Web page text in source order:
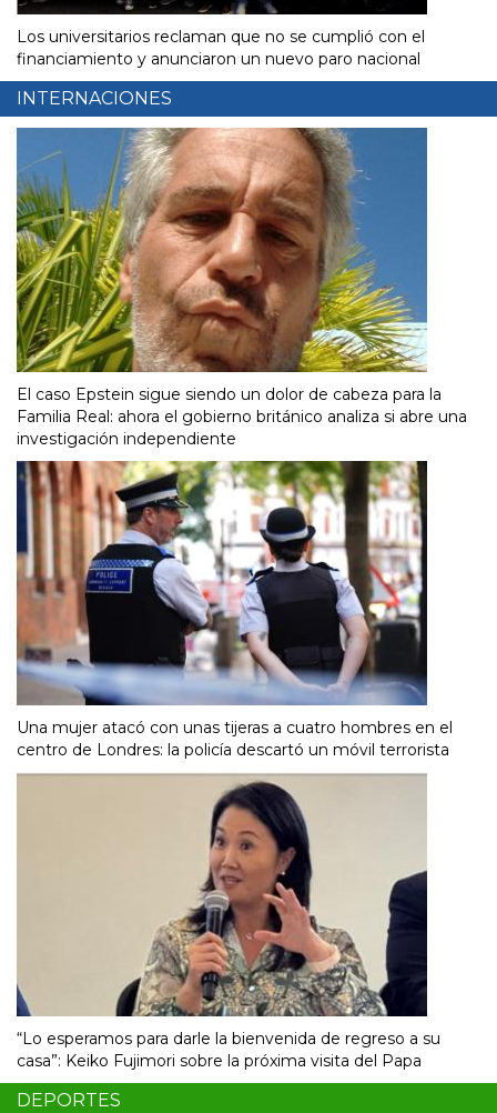
Los universitarios reclaman que no se cumplió con el
financiamiento y anunciaron un nuevo paro nacional
INTERNACIONES
El caso Epstein sigue siendo un dolor de cabeza para la
Familia Real: ahora el gobierno británico analiza si abre una
investigación independiente
Una mujer atacó con unas tijeras a cuatro hombres en el
centro de Londres: la policía descartó un móvil terrorista
“Lo esperamos para darle la bienvenida de regreso a su
casa”: Keiko Fujimori sobre la próxima visita del Papa
DEPORTES